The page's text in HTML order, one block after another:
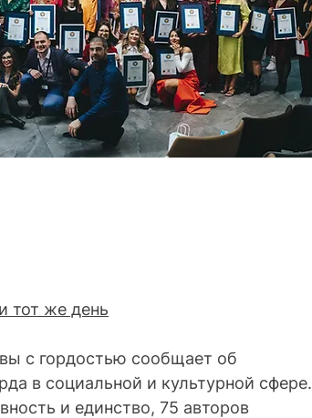
тот же день
с гордостью сообщает об
в социальной и культурной сфере.
и единство, 75 авторов